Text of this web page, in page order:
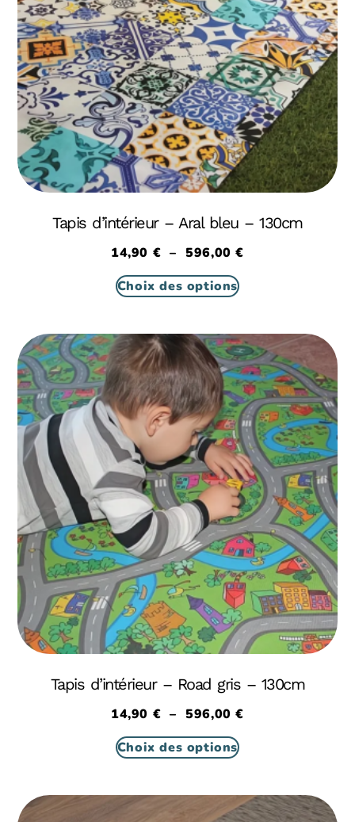
Tapis d’intérieur – Aral bleu – 130cm
14,90 € – 596,00€
Choix des options
Tapis d’intérieur – Road gris – 130cm
14,90 € – 596,00€
Choix des options